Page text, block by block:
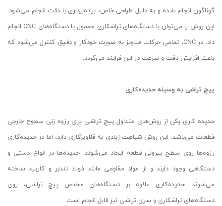
گوناگون انجام شده و به دلیل طراحی خاص، براده‌برداری با دقت انجام می‌شود.
این روش را می‌توان با دستگاه‌های تراشکاری معمول یا دستگاه‌های CNC انجام
داد. در CNC، تمامی حرکات قلاویز به صورت خودکار و دقیق کنترل می‌شود که
باعث افزایش دقت و سرعت در این فرایند می‌گردد.
پیچ تراشی به وسیله حدیده‌کاری
حدیده کاری یکی از روش‌های متداول پیچ تراشی برای رزوه زنی سطوح خارجی
قطعات می‌باشد. این روش شباهت زیادی به قلاویزکاری دارد، اما در حدیده‌کاری
رزوه‌ها روی سطح بیرونی قطعه ایجاد می‌شوند. حدیده‌ها در انواع دستی و
دستگاهی وجود دارند و از مواد مقاومی مانند فولاد تندبر و کاربید ساخته
می‌شوند. حدیده‌کاری علاوه ‌بر دستگاه‌های مختص پیچ تراشی، روی
دستگاه‌های تراشکاری و سری تراشی نیز قابل انجام است.